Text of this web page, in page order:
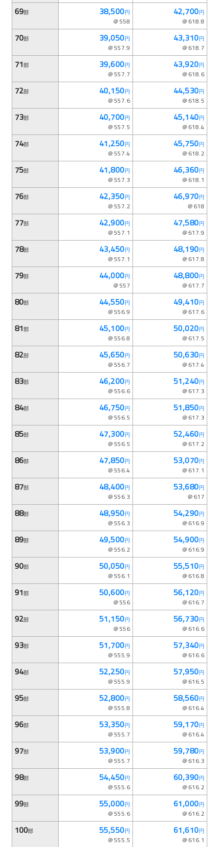
69部 38,500円
＠558
42,700円
＠618.8
70部 39,050円
＠557.9
43,310円
＠618.7
71部 39,600円
＠557.7
43,920円
＠618.6
72部 40,150円
＠557.6
44,530円
＠618.5
73部 40,700円
＠557.5
45,140円
＠618.4
74部 41,250円
＠557.4
45,750円
＠618.2
75部 41,800円
＠557.3
46,360円
＠618.1
76部 42,350円
＠557.2
46,970円
＠618
77部 42,900円
＠557.1
47,580円
＠617.9
78部 43,450円
＠557.1
48,190円
＠617.8
79部 44,000円
＠557
48,800円
＠617.7
80部 44,550円
＠556.9
49,410円
＠617.6
81部 45,100円
＠556.8
50,020円
＠617.5
82部 45,650円
＠556.7
50,630円
＠617.4
83部 46,200円
＠556.6
51,240円
＠617.3
84部 46,750円
＠556.5
51,850円
＠617.3
85部 47,300円
＠556.5
52,460円
＠617.2
86部 47,850円
＠556.4
53,070円
＠617.1
87部 48,400円
＠556.3
53,680円
＠617
88部 48,950円
＠556.3
54,290円
＠616.9
89部 49,500円
＠556.2
54,900円
＠616.9
90部 50,050円
＠556.1
55,510円
＠616.8
91部 50,600円
＠556
56,120円
＠616.7
92部 51,150円
＠556
56,730円
＠616.6
93部 51,700円
＠555.9
57,340円
＠616.6
94部 52,250円
＠555.9
57,950円
＠616.5
95部 52,800円
＠555.8
58,560円
＠616.4
96部 53,350円
＠555.7
59,170円
＠616.4
97部 53,900円
＠555.7
59,780円
＠616.3
98部 54,450円
＠555.6
60,390円
＠616.2
99部 55,000円
＠555.6
61,000円
＠616.2
100部 55,550円
＠555.5
61,610円
＠616.1